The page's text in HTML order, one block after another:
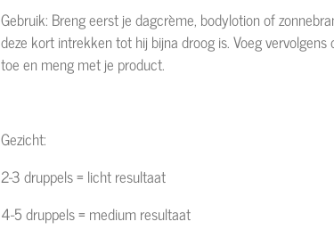
Gebruik: Breng eerst je dagcrème, bodylotion of
deze kort intrekken tot hij bijna droog is. Voeg vervolgens
toe en meng met je product.
Gezicht:
2-3 druppels = licht resultaat
4-5 druppels = medium resultaat